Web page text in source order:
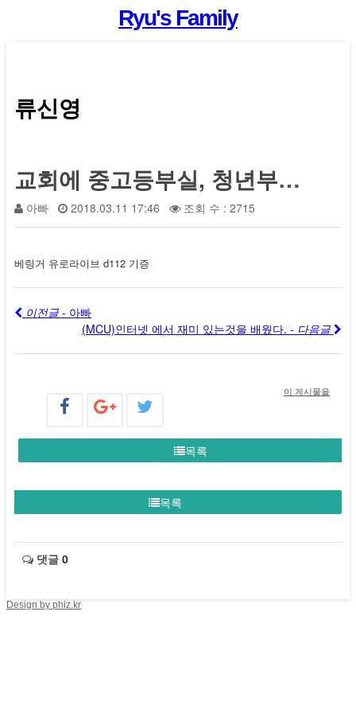
류신영
교회에 중고등부실, 청년부실에 앰프 스피커 기증
아빠 2018.03.11 17:46 조회 수 : 2715
베링거 유로라이브 d112 기증
이전글 - 아빠
(MCU)인터넷 에서 재미 있는것을 배웠다. - 다음글
이 게시물을
목록
목록
댓글 0
Design by phiz.kr
Ryu's Family